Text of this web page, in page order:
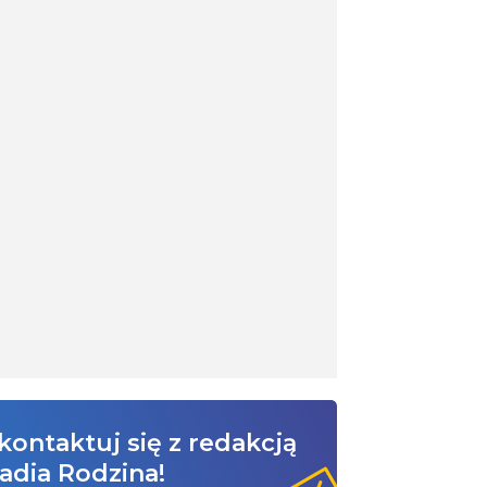
się z redakcją
Rodzina!